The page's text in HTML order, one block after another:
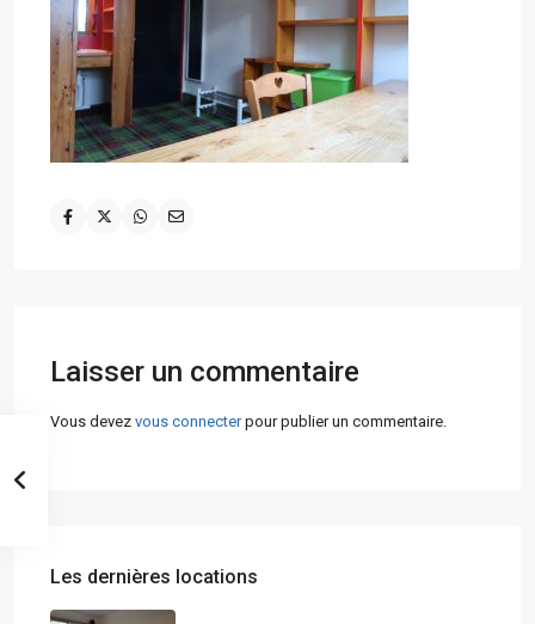
Laisser un commentaire
Vous devez vous connecterpour publier un commentaire.
Les dernières locations